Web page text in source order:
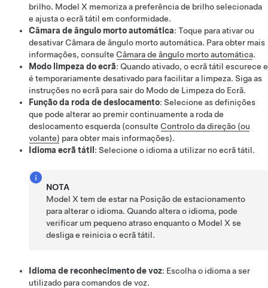
brilho. Model X memoriza a preferência de brilho selecionada
e ajusta o ecrã tátil em conformidade.
Câmara de ângulo morto automática: Toque para ativar ou
desativar Câmara de ângulo morto automática. Para obter mais
informações, consulte Câmara de ângulo morto automática.
Modo limpeza do ecrã: Quando ativado, o ecrã tátil escurece e
é temporariamente desativado para facilitar a limpeza. Siga as
instruções no ecrã para sair do Modo de Limpeza do Ecrã.
Função da roda de deslocamento: Selecione as definições
que pode alterar ao premir continuamente a roda de
deslocamento esquerda (consulte Controlo da direção (ou
volante) para obter mais informações).
Idioma ecrã tátil : Selecione o idioma a utilizar no ecrã tátil.
NOTA
Model X tem de estar na Posição de estacionamento
para alterar o idioma. Quando altera o idioma, pode
verificar um pequeno atraso enquanto o Model X se
desliga e reinicia o ecrã tátil.
Idioma de reconhecimento de voz: Escolha o idioma a ser
utilizado para comandos de voz.